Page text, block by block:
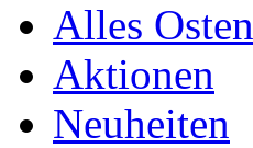
Alles Osten
Aktionen
Neuheiten